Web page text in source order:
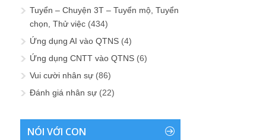
Tuyển – Chuyện 3T – Tuyển mộ, Tuyển
chọn, Thử việc (434)
Ứng dụng AI vào QTNS (4)
Ứng dụng CNTT vào QTNS (6)
Vui cười nhân sự (86)
Đánh giá nhân sự (22)
NÓI VỚI CON